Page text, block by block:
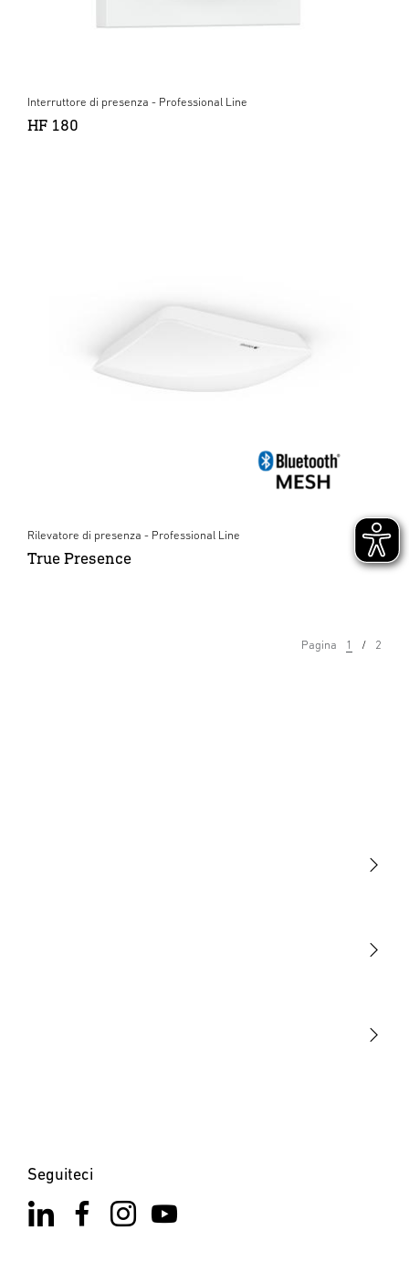
Interruttore di presenza - Professional Line
HF 180
Rilevatore di presenza - Professional Line
True Presence
Pagina 1 2
Seguiteci